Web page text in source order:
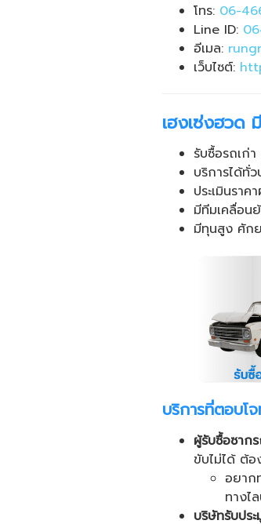
โทร: 06-
Line ID:
อีเมล:
เว็บไซต์:
เฮงเซ่งฮวด
รับซื้อรถเก่
บริการได้ทั่
ประเมินรา
มีทีมเคลื่อน
มีทุนสูง ศัก
บริการที่ตอบโ
ผู้รับซื้อซาก
ขับไม่ได้ ต้
อยาก
ทางไ
บริษัทรับปร